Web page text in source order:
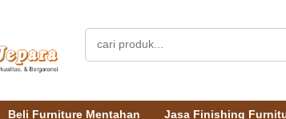
Beli Furniture Mentahan Jasa Finishing